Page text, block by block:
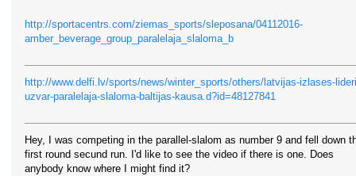
http://sportacentrs.com/ziemas_sports/sleposana/04112016-
amber_beverage_group_paralelaja_slaloma_b
http://www.delfi.lv/sports/news/winter_sports/others/latvijas-izlases-
uzvar-paralelaja-slaloma-baltijas-kausa.d?id=48127841
Hey, I was competing in the parallel-slalom as number 9 and fell down
first round secund run. I'd like to see the video if there is one. Does
anybody know where I might find it?